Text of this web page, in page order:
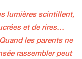
lumières scintillent,
et de rires…
les parents ne
rassembler peut